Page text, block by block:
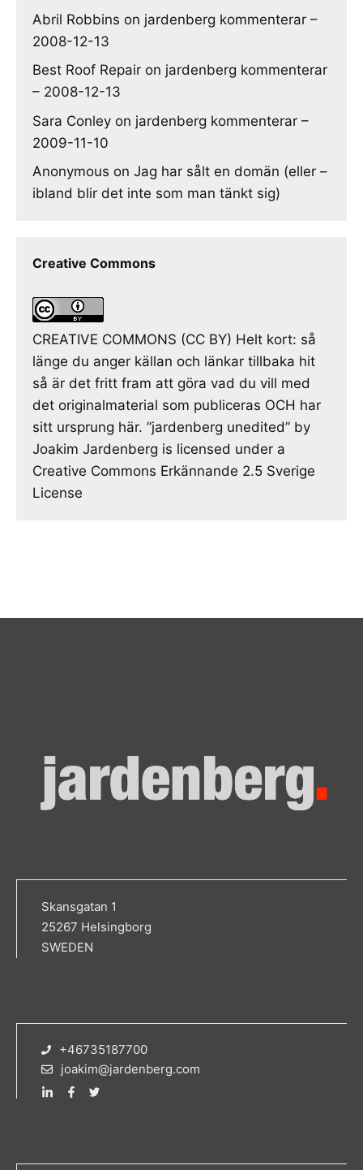
Abril Robbins on jardenberg kommenterar –
2008-12-13
Best Roof Repair on jardenberg kommenterar
– 2008-12-13
Sara Conley on jardenberg kommenterar –
2009-11-10
Anonymous on Jag har sålt en domän (eller –
ibland blir det inte som man tänkt sig)
Creative Commons
CREATIVE COMMONS (CC BY) Helt kort: så
länge du anger källan och länkar tillbaka hit
så är det fritt fram att göra vad du vill med
det originalmaterial som publiceras OCH har
sitt ursprung här. ”jardenberg unedited” by
Joakim Jardenberg is licensed under a
Creative Commons Erkännande 2.5 Sverige
License
Skansgatan 1
25267 Helsingborg
SWEDEN
+46735187700
joakim@jardenberg.com